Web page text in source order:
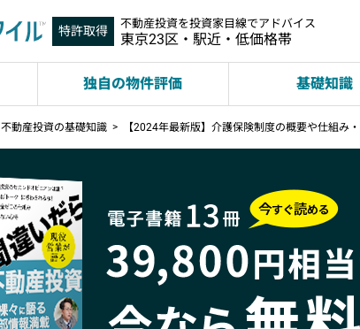
特許取得 不動産投資を投資家目線でアドバイス
東京23区・駅近・低価格帯
独自の物件評価 基礎知識
不動産投資の基礎知識 【2024年最新版】介護保険制度の概要や仕組み